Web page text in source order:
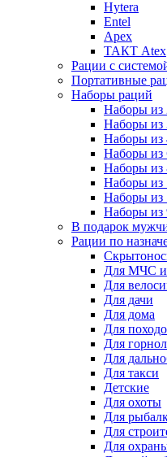
Hytera
Entel
Apex
ТАКТ Atex
Рации с
Портативные
Наборы раций
Наборы из
Наборы из
Наборы из
Наборы из
Наборы из
Наборы из
Наборы из
Наборы из
В подарок
Рации по
Для МЧС и
Для
Для дачи
Для дома
Для
Для
Для
Для такси
Детские
Для охоты
Для
Для
Для